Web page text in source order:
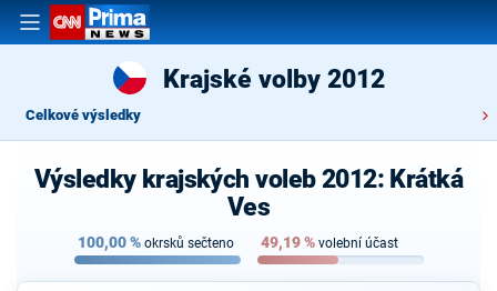
Krajské volby 2012
Celkové výsledky
Výsledky krajských voleb 2012: Krátká
Ves
100,00% okrsků sečteno 49,19% volební účast